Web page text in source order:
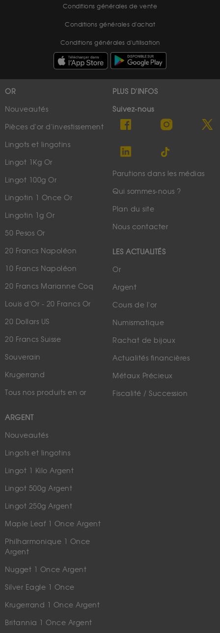
Conditions générales de vente
Conditions générales d'achat
Conditions générales d'utilisation
OR
Nouveautés
Pièces d'or d'investissement
Lingots et lingotins
Lingot 1Kg Or
Lingot 100g Or
Lingotin 1 Once Or
Lingotin 1g Or
50 Pesos Or
20 Francs Napoléon
10 Francs Napoléon
20 Francs Marianne Coq
Louis d'Or - 20 Francs Or
20 Dollars US
20 Francs Suisse
Souverain
Krugerrand
Tous nos produits en or
ARGENT
Nouveautés
Lingots et lingotins
Lingot 1 Kilo Argent
Lingot 500g Argent
Lingot 250g Argent
Maple Leaf 1 Once Argent
Philharmonique 1 Once
Argent
Nugget 1 Once Argent
Silver Eagle 1 Once
Krugerrand 1 Once Argent
Britannia 1 Once Argent
PLUS D'INFOS
Suivez-nous
Parutions dans les médias
Qui sommes-nous ?
Plan du site
Nous contacter
LES ACTUALITÉS
Or
Argent
Cours de l'or
Numismatique
Rachat de bijoux
Actualités financières
Métaux Précieux
Fiscalité / Succession